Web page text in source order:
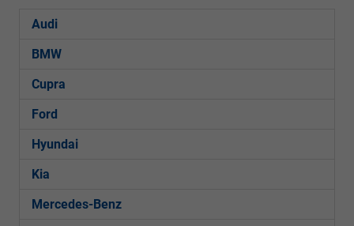
Audi
BMW
Cupra
Ford
Hyundai
Kia
Mercedes-Benz